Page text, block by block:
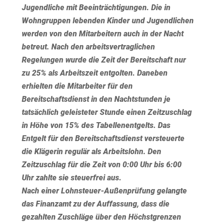
Jugendliche mit Beeinträchtigungen. Die in
Wohngruppen lebenden Kinder und Jugendlichen
werden von den Mitarbeitern auch in der Nacht
betreut. Nach den arbeitsvertraglichen
Regelungen wurde die Zeit der Bereitschaft nur
zu 25% als Arbeitszeit entgolten. Daneben
erhielten die Mitarbeiter für den
Bereitschaftsdienst in den Nachtstunden je
tatsächlich geleisteter Stunde einen Zeitzuschlag
in Höhe von 15% des Tabellenentgelts. Das
Entgelt für den Bereitschaftsdienst versteuerte
die Klägerin regulär als Arbeitslohn. Den
Zeitzuschlag für die Zeit von 0:00 Uhr bis 6:00
Uhr zahlte sie steuerfrei aus.
Nach einer Lohnsteuer-Außenprüfung gelangte
das Finanzamt zu der Auffassung, dass die
gezahlten Zuschläge über den Höchstgrenzen